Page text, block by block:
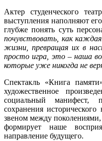
Актер студенческого
выступления наполняют
глубже понять суть
почувствовать, как
жизни, превращая их в
просто игра, это – наша
которые уже никогда не
Спектакль «Книга
художественное
социальный манифест,
сохранения
звеном между
формирует наше
направление будущего.